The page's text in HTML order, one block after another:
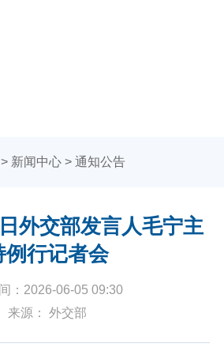
新闻中心> 通知公告
外交部发言人毛宁主
例行记者会
：2026-06-05 09:30
来源： 外交部